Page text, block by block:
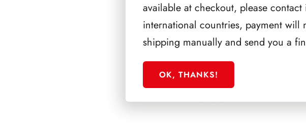
SFORZESCO ITALIA 1994
PAGINE 5
available at checkout, please contact
international countries, payment
shipping manually and send you a
OK, THANKS!